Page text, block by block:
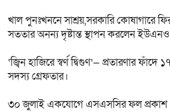
খাল পুনঃখননে সাশ্রয়,সরকারি কোষাগারে
সততার অনন্য দৃষ্টান্ত স্থাপন করলেন ইউএনও
‘জ্বিন হাজিরে স্বর্ণ দ্বিগুণ’— প্রতারণার ফাঁদে
সদস্য গ্রেফতার।
৩০ জুলাই একযোগে এসএসসির ফল